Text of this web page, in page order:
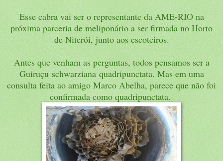
Esse cabra vai ser o representante da AME-RIO na
próxima parceria de meliponário a ser firmada no Horto
de Niterói, junto aos escoteiros.
Antes que venham as perguntas, todos pensamos ser a
Guiruçu schwarziana quadripunctata. Mas em uma
consulta feita ao amigo Marco Abelha, parece que não foi
confirmada como quadripunctata.